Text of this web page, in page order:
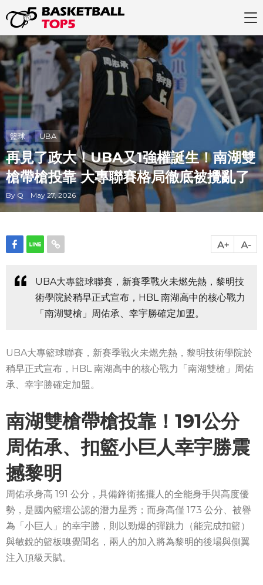
籃球 UBA
再見了政大！UBA又1強權誕生！南湖雙
槍帶槍投靠 大專聯賽格局徹底被攪亂了
By Q May 27, 2026
UBA大專籃球聯賽，新賽季戰火未燃先熱，黎明技
術學院於稍早正式宣布，HBL 南湖高中的核心戰力
「南湖雙槍」周佑承、幸宇勝確定加盟。
UBA大專籃球聯賽，新賽季戰火未燃先熱，黎明技術學院於
稍早正式宣布，HBL 南湖高中的核心戰力「南湖雙槍」周佑
承、幸宇勝確定加盟。
南湖雙槍帶槍投靠！191公分
周佑承、扣籃小巨人幸宇勝震
撼黎明
周佑承身高 191 公分，具備鋒衛搖擺人的全能身手與高度優
勢，是國內籃壇公認的潛力星秀；而身高僅 173 公分、被譽
為「小巨人」的幸宇勝，則以勁爆的彈跳力（能完成扣籃）
與敏銳的籃板嗅覺聞名，兩人的加入將為黎明的後場與側翼
注入頂級天賦。